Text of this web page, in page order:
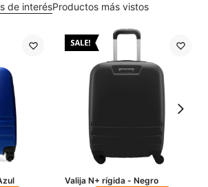
de interésProductos más vistos
Valija N+ rígida - Negro